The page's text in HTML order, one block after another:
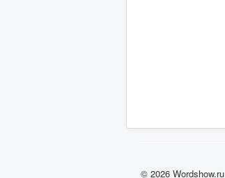
© 2026 Wordshow.ru